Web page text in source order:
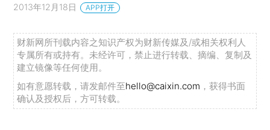
2013年12月18日 APP打开
财新网所刊载内容之知识产权为财新传媒及/或相关权利人
专属所有或持有。未经许可，禁止进行转载、摘编、复制及
建立镜像等任何使用。
如有意愿转载，请发邮件至hello@caixin.com ，获得书面
确认及授权后，方可转载。